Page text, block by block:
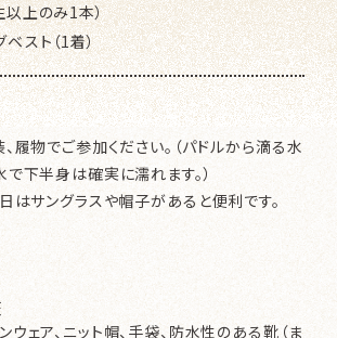
以上のみ1本）
スト（1着）
履物でご参加ください。（パドルから滴る水
下半身は確実に濡れます。）
はサングラスや帽子があると便利です。
ウェア、ニット帽、手袋、防水性のある靴（ま